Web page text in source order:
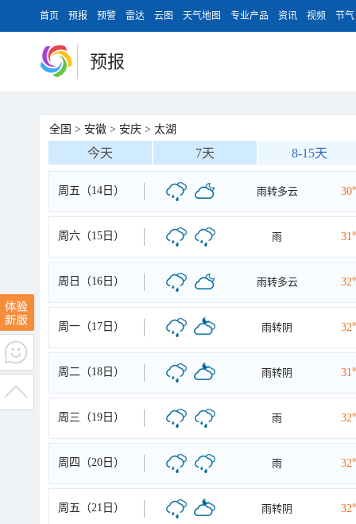
首页 预报 预警 雷达 云图 天气地图 专业产品 资讯 视频 节气
预报
全国 > 安徽 > 安庆 > 太湖
今天 7天 8-15天
周五（14日） 雨转多云
周六（15日） 雨
周日（16日） 雨转多云
周一（17日） 雨转阴
周二（18日） 雨转阴
周三（19日） 雨
周四（20日） 雨
周五（21日） 雨转阴